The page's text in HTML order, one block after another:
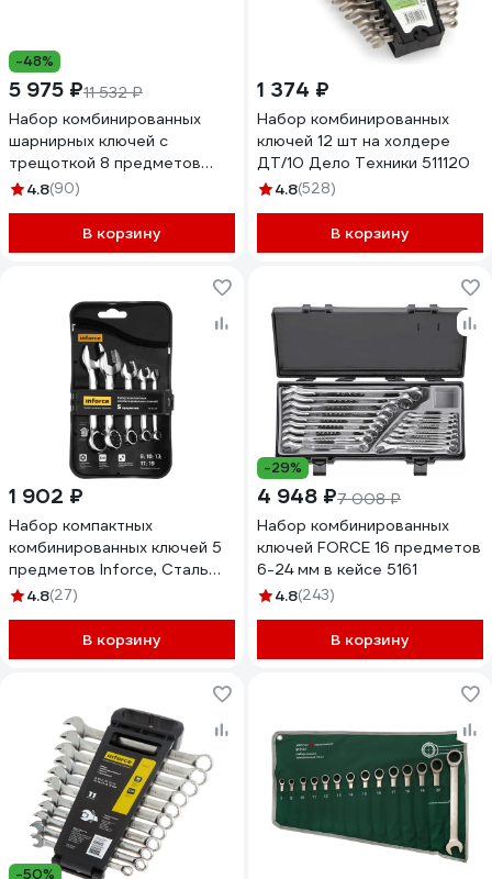
-48%
5 975 ₽11 532 ₽
Набор комбинированных
шарнирных ключей с
трещоткой 8 предметов
Inforce, Сталь Cr-V, 8-19мм,
4.8(90)
В корзину
1 374 ₽
Набор комбинированных
ключей 12 шт на холдере
ДТ/10 Дело Техники 511120
4.8(528)
В корзину
1 902 ₽
Набор компактных
комбинированных ключей 5
предметов Inforce, Сталь
Cr-V, 8-19мм,
4.8(27)
В корзину
-29%
4 948 ₽7 008 ₽
Набор комбинированных
ключей FORCE 16 предметов
6-24 мм в кейсе 5161
4.8(243)
В корзину
-50%